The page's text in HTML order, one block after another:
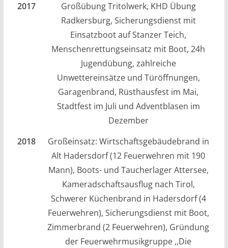
2017
Großübung Tritolwerk, KHD Übung
Radkersburg, Sicherungsdienst mit
Einsatzboot auf Stanzer Teich,
Menschenrettungseinsatz mit Boot, 24h
Jugendübung, zahlreiche
Unwettereinsätze und Türöffnungen,
Garagenbrand, Rüsthausfest im Mai,
Stadtfest im Juli und Adventblasen im
Dezember
2018
Großeinsatz: Wirtschaftsgebäudebrand in
Alt Hadersdorf (12 Feuerwehren mit 190
Mann), Boots- und Taucherlager Attersee,
Kameradschaftsausflug nach Tirol,
Schwerer Küchenbrand in Hadersdorf (4
Feuerwehren), Sicherungsdienst mit Boot,
Zimmerbrand (2 Feuerwehren), Gründung
der Feuerwehrmusikgruppe ,,Die